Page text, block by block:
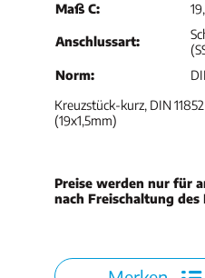
Maß C:
Anschlussart:
Norm:
Kreuzstück-kurz, DIN
(19x1,5mm)
Preise werden nur für
nach Freischaltung